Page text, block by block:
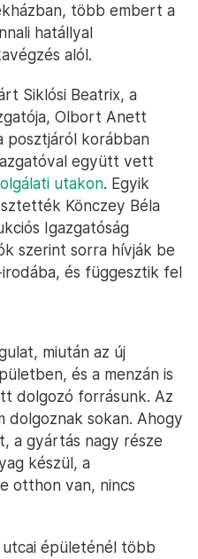
több embert a
hatállyal
alól.
Siklósi Beatrix, a
Olbort Anett
posztjáról korábban
együtt vett
utakon. Egyik
Könczey Béla
Igazgatóság
szerint sorra hívják be
és függesztik fel
miután az új
és a menzán is
dolgozó forrásunk. Az
sokan. Ahogy
a gyártás nagy része
készül, a
otthon van, nincs
épületénél több